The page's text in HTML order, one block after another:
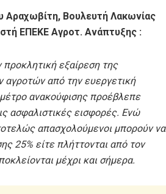
Αραχωβίτη, Βουλευτή Λακωνίας
ΕΠΕΚΕ Αγροτ. Ανάπτυξης :
προκλητική εξαίρεση της
αγροτών από την ευεργετική
ανακούφισης προέβλεπε
ασφαλιστικές εισφορές. Ενώ
απασχολούμενοι μπορούν να
25% είτε πλήττονται από τον
μέχρι και σήμερα.